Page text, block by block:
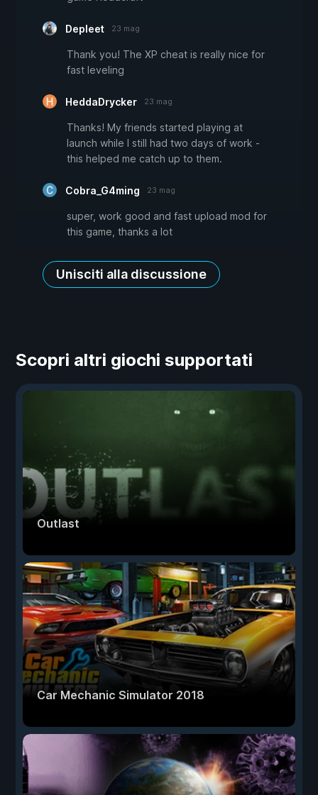
Depleet 23 mag
Thank you! The XP cheat is really nice for
fast leveling
HeddaDrycker 23 mag
Thanks! My friends started playing at
launch while I still had two days of work -
this helped me catch up to them.
Cobra_G4ming 23 mag
super, work good and fast upload mod for
this game, thanks a lot
Unisciti alla discussione
Scopri altri giochi supportati
Outlast
Car Mechanic Simulator 2018